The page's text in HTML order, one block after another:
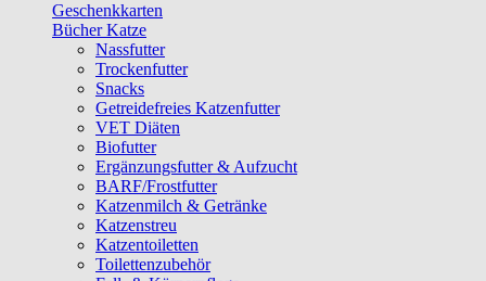
Geschenkkarten
Bücher Katze
Nassfutter
Trockenfutter
Snacks
Getreidefreies Katzenfutter
VET Diäten
Biofutter
Ergänzungsfutter & Aufzucht
BARF/Frostfutter
Katzenmilch & Getränke
Katzenstreu
Katzentoiletten
Toilettenzubehör